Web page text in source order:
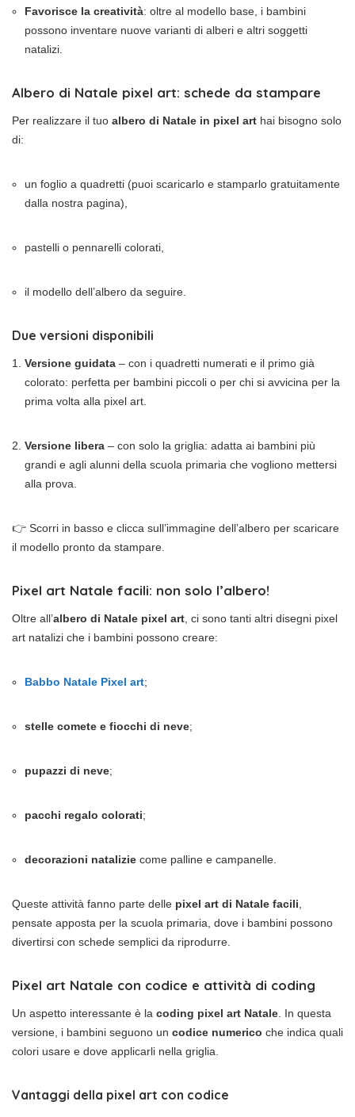
Favorisce la creatività: oltre al modello base, i bambini
possono inventare nuove varianti di alberi e altri soggetti
natalizi.
Albero di Natale pixel art: schede da stampare
Per realizzare il tuo albero di Natale in pixel art hai bisogno solo
di:
un foglio a quadretti (puoi scaricarlo e stamparlo gratuitamente
dalla nostra pagina),
pastelli o pennarelli colorati,
il modello dell’albero da seguire.
Due versioni disponibili
Versione guidata – con i quadretti numerati e il primo già
colorato: perfetta per bambini piccoli o per chi si avvicina per la
prima volta alla pixel art.
Versione libera – con solo la griglia: adatta ai bambini più
grandi e agli alunni della scuola primaria che vogliono mettersi
alla prova.
👉 Scorri in basso e clicca sull’immagine dell’albero per scaricare
il modello pronto da stampare.
Pixel art Natale facili: non solo l’albero!
Oltre all’albero di Natale pixel art , ci sono tanti altri disegni pixel
art natalizi che i bambini possono creare:
Babbo Natale Pixel art;
stelle comete e fiocchi di neve;
pupazzi di neve;
pacchi regalo colorati;
decorazioni natalizie come palline e campanelle.
Queste attività fanno parte delle pixel art di Natale facili
pensate apposta per la scuola primaria, dove i bambini possono
divertirsi con schede semplici da riprodurre.
Pixel art Natale con codice e attività di coding
Un aspetto interessante è la coding pixel art Natale . In questa
versione, i bambini seguono un codice numerico che indica quali
colori usare e dove applicarli nella griglia.
Vantaggi della pixel art con codice